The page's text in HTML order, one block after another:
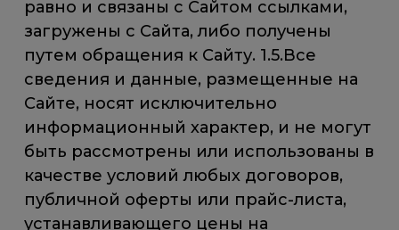
равно и связаны с Сайтом ссылками,
загружены с Сайта, либо получены
путем обращения к Сайту. 1.5.Все
сведения и данные, размещенные на
Сайте, носят исключительно
информационный характер, и не могут
быть рассмотрены или использованы в
качестве условий любых договоров,
публичной оферты или прайс-листа,
устанавливающего цены на